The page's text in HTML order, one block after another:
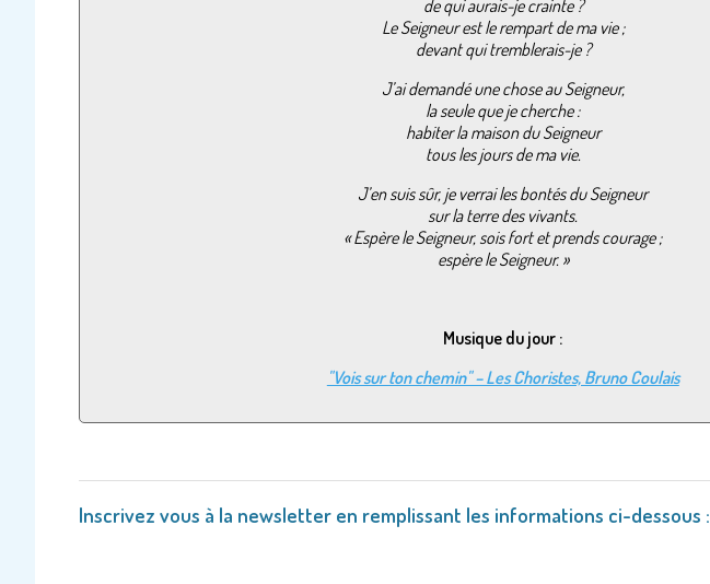
de qui aurais-je crainte ?
Le Seigneur est le rempart de ma vie ;
devant qui tremblerais-je ?
J’ai demandé une chose au Seigneur,
la seule que je cherche :
habiter la maison du Seigneur
tous les jours de ma vie.
J’en suis sûr, je verrai les bontés du Seigneur
sur la terre des vivants.
« Espère le Seigneur, sois fort et prends courage ;
espère le Seigneur. »
Musique du jour :
"Vois sur ton chemin" – Les Choristes, Bruno Coulais
Inscrivez vous à la newsletter en remplissant les informations ci-dessous :